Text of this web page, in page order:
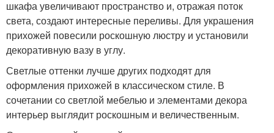
шкафа увеличивают пространство и, отражая поток
света, создают интересные переливы. Для украшения
прихожей повесили роскошную люстру и установили
декоративную вазу в углу.
Светлые оттенки лучше других подходят для
оформления прихожей в классическом стиле. В
сочетании со светлой мебелью и элементами декора
интерьер выглядит роскошным и величественным.